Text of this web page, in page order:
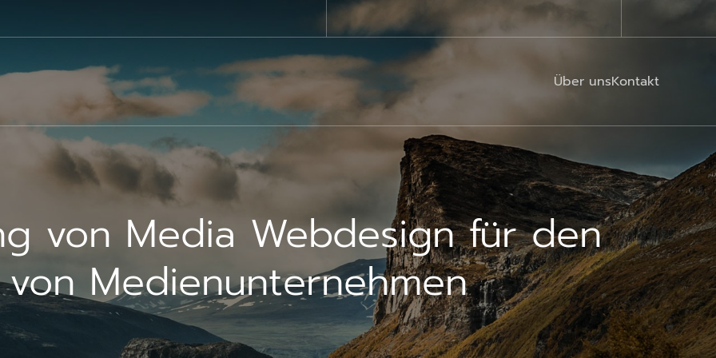
Über unsKontakt
von Media Webdesign für den
Medienunternehmen